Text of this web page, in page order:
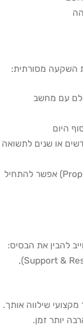
השקעה מסורתית:
עם מחשב
היום
או שנים לתשואה
, עם תיקי מימון (Prop Firms) אפשר להתחיל
להבין את הבסיס:
שילווה אותך.
יותר זמן.